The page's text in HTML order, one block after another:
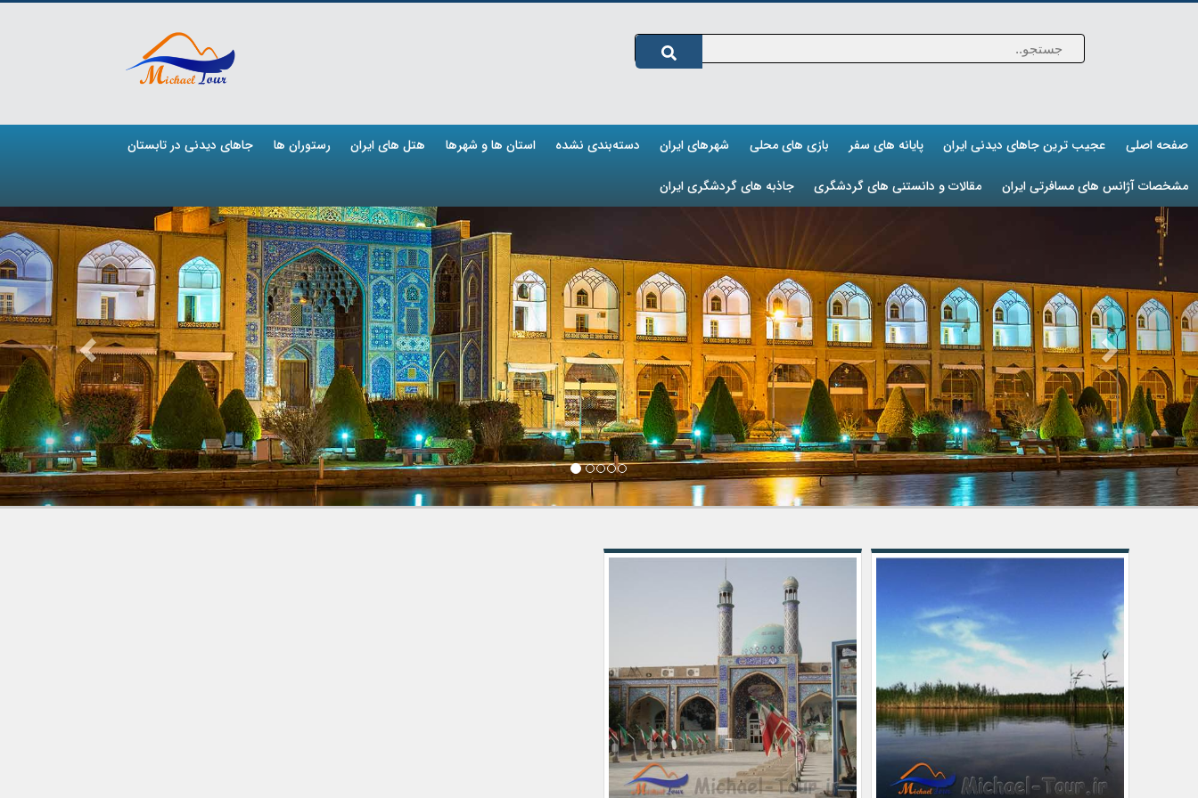
صفحه اصلی عجیب ترین جاهای دیدنی ایران پایانه های سفر بازی های محلی شهرهای ایران دسته‌بندی نشده استان ها و شهرها هتل های ایران رستوران ها جاهای دیدنی در تابستان
مشخصات آژانس های مسافرتی ایران مقالات و دانستنی های گردشگری جاذبه های گردشگری ایران